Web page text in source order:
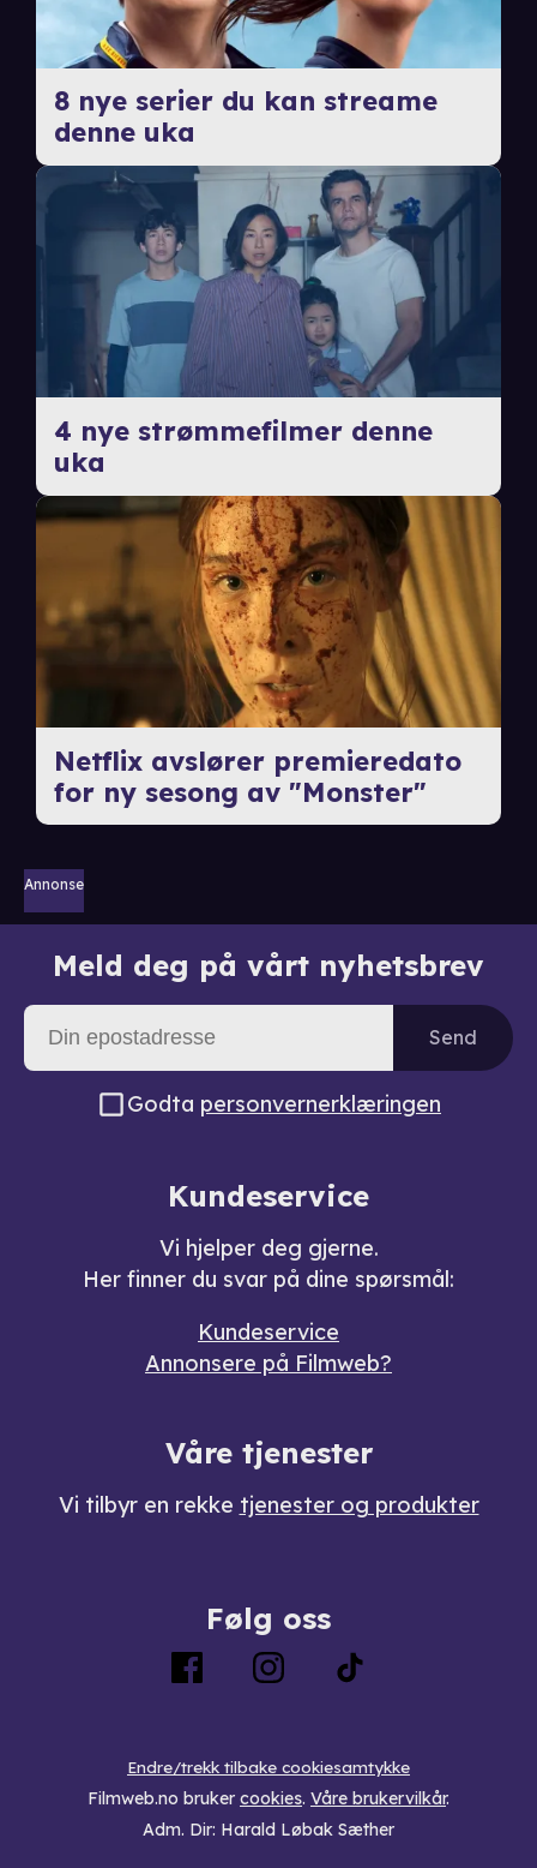
8 nye serier du kan streame
denne uka
4 nye strømmefilmer denne
uka
Netflix avslører premieredato
for ny sesong av "Monster"
Annonse
Meld deg på vårt nyhetsbrev
Send
Godta personvernerklæringen
Kundeservice
Vi hjelper deg gjerne.
Her finner du svar på dine spørsmål:
Kundeservice
Annonsere på Filmweb?
Våre tjenester
Vi tilbyr en rekke tjenester og produkter
Følg oss
Endre/trekk tilbake cookiesamtykke
Filmweb.no bruker cookies. Våre brukervilkår.
Adm. Dir: Harald Løbak Sæther